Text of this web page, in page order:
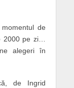
de
2000 pe zi…
alegeri în
de Ingrid